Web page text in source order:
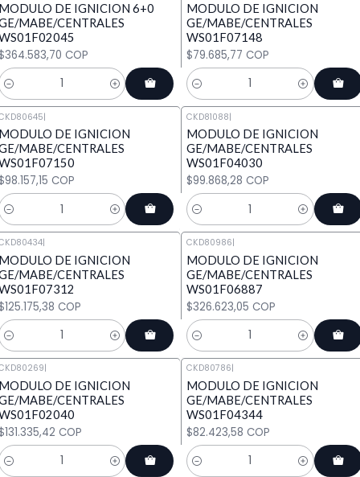
DE IGNICION 6+0
MABE/CENTRALES
COP
MODULO DE IGNICION
GE/MABE/CENTRALES
WS01F07148
$79.685,77 COP
Cantidad
|
DE IGNICION
MABE/CENTRALES
COP
CKD81088|
MODULO DE IGNICION
GE/MABE/CENTRALES
WS01F04030
$99.868,28 COP
Cantidad
|
DE IGNICION
MABE/CENTRALES
COP
CKD80986|
MODULO DE IGNICION
GE/MABE/CENTRALES
WS01F06887
$326.623,05 COP
Cantidad
|
DE IGNICION
MABE/CENTRALES
COP
CKD80786|
MODULO DE IGNICION
GE/MABE/CENTRALES
WS01F04344
$82.423,58 COP
Cantidad